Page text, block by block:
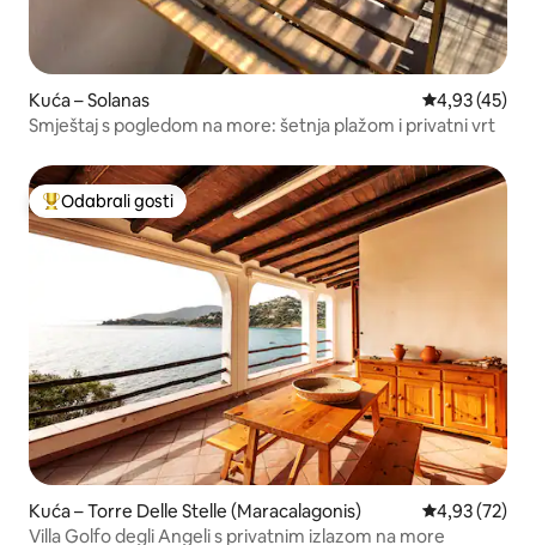
Kuća – Solanas Prosječna
4,93 (45)
Smještaj s pogledom na more: šetnja plažom i privatni vrt
Među najviše rangiranima s oznakom „Odabrali gosti”
Odabrali gosti
Kuća – Torre Delle Stelle (Maracalagonis) Prosječna
4,93 (72)
Villa Golfo degli Angeli s privatnim izlazom na more